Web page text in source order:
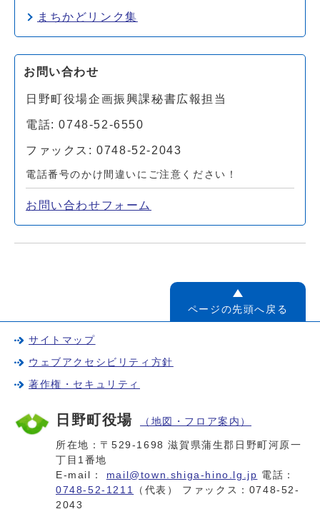
まちかどリンク集
お問い合わせ
日野町役場企画振興課秘書広報担当
電話: 0748-52-6550
ファックス: 0748-52-2043
電話番号のかけ間違いにご注意ください！
お問い合わせフォーム
ページの先頭へ戻る
サイトマップ
ウェブアクセシビリティ方針
著作権・セキュリティ
日野町役場 （地図・フロア案内）
所在地：〒529-1698 滋賀県蒲生郡日野町河原一
丁目1番地
E-mail： mail@town.shiga-hino.lg.jp 電話：
0748-52-1211
（代表） ファックス：0748-52-
2043